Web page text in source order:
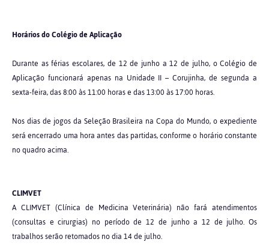
Horários do Colégio de Aplicação
Durante as férias escolares, de 12 de junho a 12 de julho, o Colégio de
Aplicação funcionará apenas na Unidade II – Corujinha, de segunda a
sexta-feira, das 8:00 às 11:00 horas e das 13:00 às 17:00 horas.
Nos dias de jogos da Seleção Brasileira na Copa do Mundo, o expediente
será encerrado uma hora antes das partidas, conforme o horário constante
no quadro acima.
CLIMVET
A CLIMVET (Clínica de Medicina Veterinária) não fará atendimentos
(consultas e cirurgias) no período de 12 de junho a 12 de julho. Os
trabalhos serão retomados no dia 14 de julho.